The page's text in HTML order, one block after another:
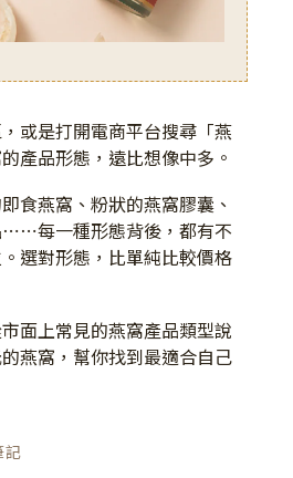
或是打開電商平台搜尋「燕
產品形態，遠比想像中多。
食燕窩、粉狀的燕窩膠囊、
⋯⋯每一種形態背後，都有不
選對形態，比單純比較價格
面上常見的燕窩產品類型說
燕窩，幫你找到最適合自己
記